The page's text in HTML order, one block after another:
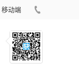
移动端